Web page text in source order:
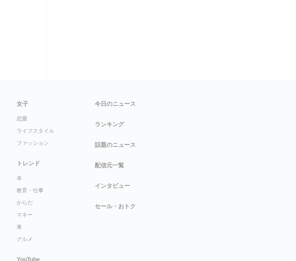
女子
恋愛
ライフスタイル
ファッション
トレンド
本
教育・仕事
からだ
マネー
車
グルメ
YouTube
今日のニュース
ランキング
話題のニュース
配信元一覧
インタビュー
セール・おトク